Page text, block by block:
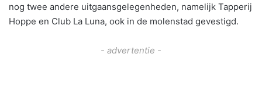
nog twee andere uitgaansgelegenheden, namelijk Tapperij
Hoppe en Club La Luna, ook in de molenstad gevestigd.
- advertentie -